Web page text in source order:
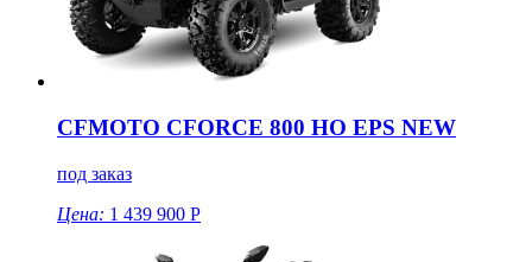
CFMOTO CFORCE 800 HO EPS NEW
под заказ
Цена: 1 439 900 Р